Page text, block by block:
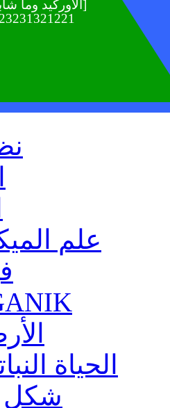
الأوركيد وما ]
23231321221
علم
الحياة
شكل